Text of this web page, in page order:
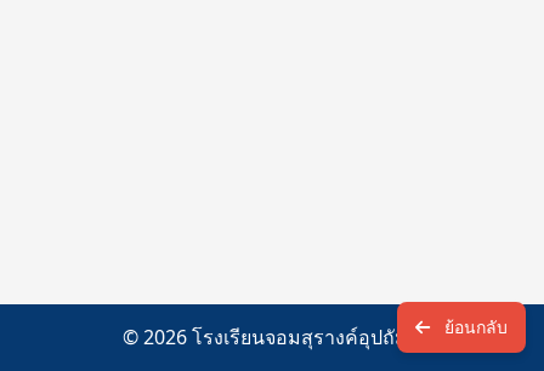
ย้อนกลับ
© 2026 โรงเรียนจอมสุรางค์อุปถัมภ์